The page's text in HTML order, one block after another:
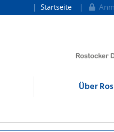
Startseite
Über